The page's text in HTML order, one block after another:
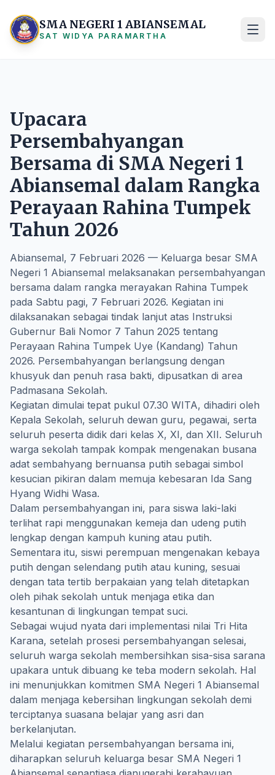
SMA NEGERI 1 ABIANSEMAL
SAT WIDYA PARAMARTHA
Upacara
Persembahyangan
Bersama di SMA Negeri 1
Abiansemal dalam Rangka
Perayaan Rahina Tumpek
Tahun 2026
Abiansemal, 7 Februari 2026 — Keluarga besar SMA
Negeri 1 Abiansemal melaksanakan persembahyangan
bersama dalam rangka merayakan Rahina Tumpek
pada Sabtu pagi, 7 Februari 2026. Kegiatan ini
dilaksanakan sebagai tindak lanjut atas Instruksi
Gubernur Bali Nomor 7 Tahun 2025 tentang
Perayaan Rahina Tumpek Uye (Kandang) Tahun
2026. Persembahyangan berlangsung dengan
khusyuk dan penuh rasa bakti, dipusatkan di area
Padmasana Sekolah.
Kegiatan dimulai tepat pukul 07.30 WITA, dihadiri oleh
Kepala Sekolah, seluruh dewan guru, pegawai, serta
seluruh peserta didik dari kelas X, XI, dan XII. Seluruh
warga sekolah tampak kompak mengenakan busana
adat sembahyang bernuansa putih sebagai simbol
kesucian pikiran dalam memuja kebesaran Ida Sang
Hyang Widhi Wasa.
Dalam persembahyangan ini, para siswa laki-laki
terlihat rapi menggunakan kemeja dan udeng putih
lengkap dengan kampuh kuning atau putih.
Sementara itu, siswi perempuan mengenakan kebaya
putih dengan selendang putih atau kuning, sesuai
dengan tata tertib berpakaian yang telah ditetapkan
oleh pihak sekolah untuk menjaga etika dan
kesantunan di lingkungan tempat suci.
Sebagai wujud nyata dari implementasi nilai Tri Hita
Karana, setelah prosesi persembahyangan selesai,
seluruh warga sekolah membersihkan sisa-sisa sarana
upakara untuk dibuang ke teba modern sekolah. Hal
ini menunjukkan komitmen SMA Negeri 1 Abiansemal
dalam menjaga kebersihan lingkungan sekolah demi
terciptanya suasana belajar yang asri dan
berkelanjutan.
Melalui kegiatan persembahyangan bersama ini,
diharapkan seluruh keluarga besar SMA Negeri 1